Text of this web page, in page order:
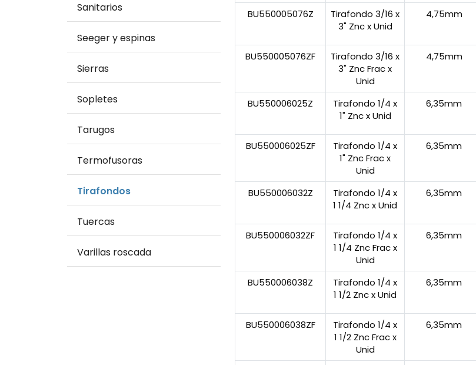
Sanitarios
Seeger y espinas
Sierras
Sopletes
Tarugos
Termofusoras
Tirafondos
Tuercas
Varillas roscada
BU550005076Z
Tirafondo 3/16 x
3" Znc x Unid
4,75mm
BU550005076ZF
Tirafondo 3/16 x
3" Znc Frac x
Unid
4,75mm
BU550006025Z
Tirafondo 1/4 x
1" Znc x Unid
6,35mm
BU550006025ZF
Tirafondo 1/4 x
1" Znc Frac x
Unid
6,35mm
BU550006032Z
Tirafondo 1/4 x
1 1/4 Znc x Unid
6,35mm
BU550006032ZF
Tirafondo 1/4 x
1 1/4 Znc Frac x
Unid
6,35mm
BU550006038Z
Tirafondo 1/4 x
1 1/2 Znc x Unid
6,35mm
BU550006038ZF
Tirafondo 1/4 x
1 1/2 Znc Frac x
Unid
6,35mm